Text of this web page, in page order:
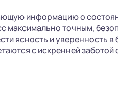
информацию о
максимально точным,
ясность и уверенность в
с искренней заботой